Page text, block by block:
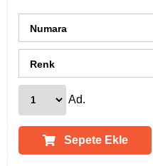
Numara
Renk
Ad.
Sepete Ekle